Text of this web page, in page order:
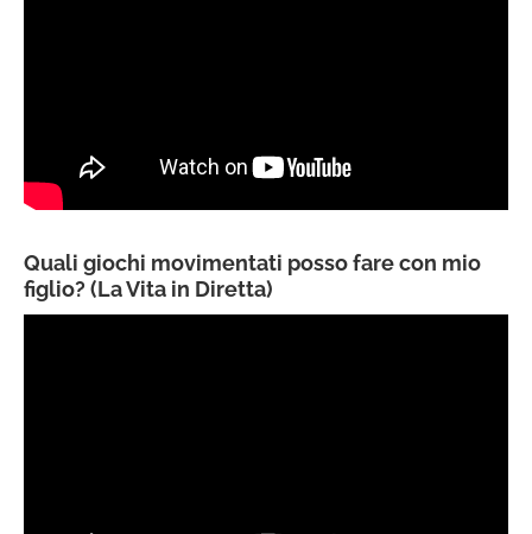
Quali giochi movimentati posso fare con mio
figlio? (La Vita in Diretta)